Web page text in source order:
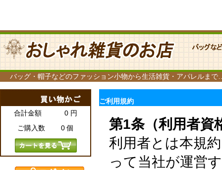
バッグ・帽子などのファッション小物から生活雑貨・アパレルま
合計金額 0 円
ご購入数 0 個
ご利用規約
第1条（利用者資
利用者とは本規
って当社が運営